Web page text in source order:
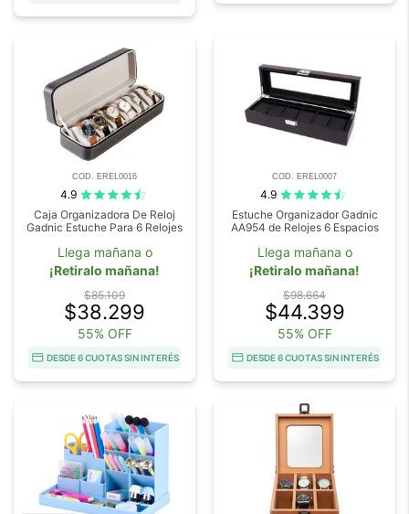
COD. EREL0016
4.9
Caja Organizadora De Reloj
Gadnic Estuche Para 6 Relojes
Llega mañana o
¡Retiralo mañana!
$85.109
$38.299
55% OFF
DESDE 6 CUOTAS SIN INTERÉS
COD. EREL0007
4.9
Estuche Organizador Gadnic
AA954 de Relojes 6 Espacios
Llega mañana o
¡Retiralo mañana!
$98.664
$44.399
55% OFF
DESDE 6 CUOTAS SIN INTERÉS